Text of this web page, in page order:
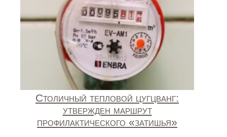
Столичный тепловой цугцванг:
утвержден маршрут
профилактического «затишья»